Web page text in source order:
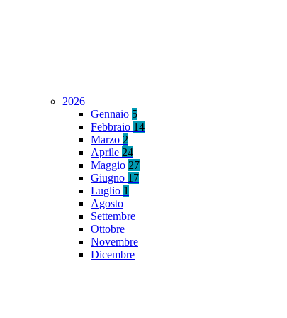
2026
Gennaio 5
Febbraio 14
Marzo 2
Aprile 24
Maggio 27
Giugno 17
Luglio 1
Agosto
Settembre
Ottobre
Novembre
Dicembre